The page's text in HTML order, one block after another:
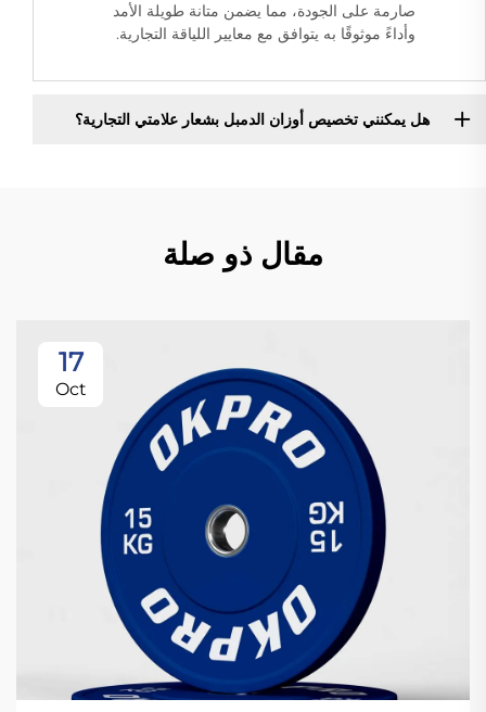
صارمة على الجودة، مما يضمن متانة طويلة الأمد
وأداءً موثوقًا به يتوافق مع معايير اللياقة التجارية.
هل يمكنني تخصيص أوزان الدمبل بشعار علامتي التجارية؟
مقال ذو صلة
17
Oct